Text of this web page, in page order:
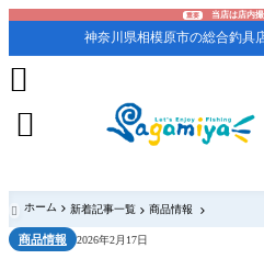
重要 当店は店内
神奈川県相模原市の総合釣具


 ホーム 新着記事一覧 商品情報
商品情報 2026年2月17日